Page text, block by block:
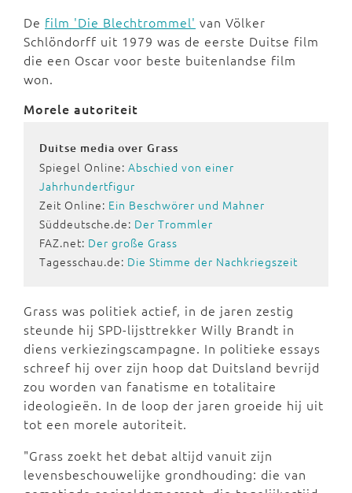
De film 'Die Blechtrommel' van Völker
Schlöndorff uit 1979 was de eerste Duitse film
die een Oscar voor beste buitenlandse film
won.
Morele autoriteit
Duitse media over Grass
Spiegel Online: Abschied von einer
Jahrhundertfigur
Zeit Online: Ein Beschwörer und Mahner
Süddeutsche.de: Der Trommler
FAZ.net: Der große Grass
Tagesschau.de: Die Stimme der Nachkriegszeit
Grass was politiek actief, in de jaren zestig
steunde hij SPD-lijsttrekker Willy Brandt in
diens verkiezingscampagne. In politieke essays
schreef hij over zijn hoop dat Duitsland bevrijd
zou worden van fanatisme en totalitaire
ideologieën. In de loop der jaren groeide hij uit
tot een morele autoriteit.
"Grass zoekt het debat altijd vanuit zijn
levensbeschouwelijke grondhouding: die van